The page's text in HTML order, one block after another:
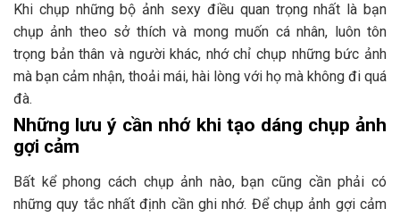
Khi chụp những bộ ảnh sexy điều quan trọng nhất là bạn
chụp ảnh theo sở thích và mong muốn cá nhân, luôn tôn
trọng bản thân và người khác, nhớ chỉ chụp những bức ảnh
mà bạn cảm nhận, thoải mái, hài lòng với họ mà không đi quá
đà.
Những lưu ý cần nhớ khi tạo dáng chụp ảnh
gợi cảm
Bất kể phong cách chụp ảnh nào, bạn cũng cần phải có
những quy tắc nhất định cần ghi nhớ. Để chụp ảnh gợi cảm